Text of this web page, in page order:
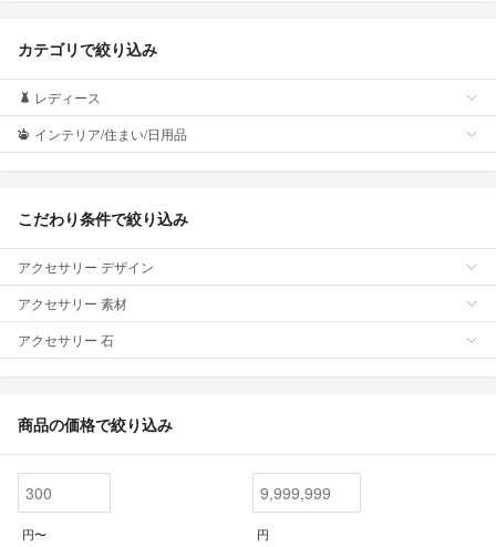
カテゴリで絞り込み
レディース
インテリア/住まい/日用品
こだわり条件で絞り込み
アクセサリー デザイン
アクセサリー 素材
アクセサリー 石
商品の価格で絞り込み
円〜 円